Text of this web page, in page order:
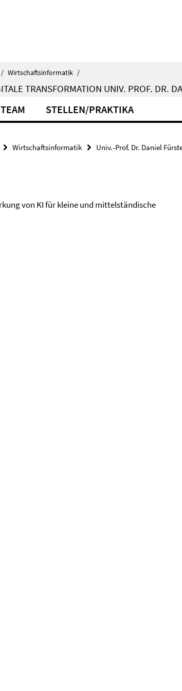
/ Wirtschaftsinformatik /
TRANSFORMATION UNIV. PROF. DR.
TEAM STELLEN/PRAKTIKA
Wirtschaftsinformatik Univ.-Prof. Dr. Daniel
von KI für kleine und mittelständische